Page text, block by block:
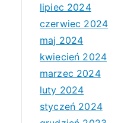
lipiec 2024
czerwiec 2024
maj 2024
kwiecień 2024
marzec 2024
luty 2024
styczeń 2024